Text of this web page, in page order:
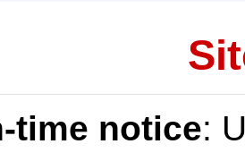
time notice: